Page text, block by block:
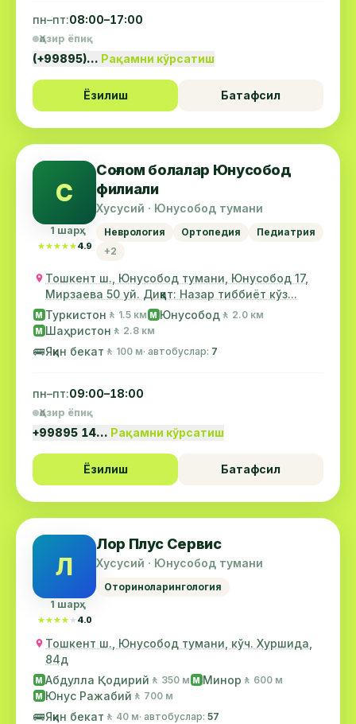
пн–пт:08:00–17:00
Ҳозир ёпиқ
(+99895)… Рақамни кўрсатиш
Ёзилиш Батафсил
С
1 шарҳ
★★★★★
★★★★★4.9
Соғлом болалар Юнусобод
филиали
Хусусий · Юнусобод тумани
Неврология Ортопедия
Педиатрия
+2
Тошкент ш., Юнусобод тумани, Юнусобод 17,
Мирзаева 50 уй. Диққат: Назар тиббиёт кўз...
М Туркистон 🚶 1.5 км М Юнусобод 🚶 2.0 км
М Шаҳристон 🚶 2.8 км
🚌Яқин бекат 🚶 100 м· автобуслар: 7
пн–пт:09:00–18:00
Ҳозир ёпиқ
+99895 14… Рақамни кўрсатиш
Ёзилиш Батафсил
Л
1 шарҳ
★★★★★
★★★★★ 4.0
Лор Плус Сервис
Хусусий · Юнусобод тумани
Оториноларингология
Тошкент ш., Юнусобод тумани, кўч. Хуршида,
84д
М Абдулла Қодирий 🚶 350 м М Минор 🚶 600 м
М Юнус Ражабий 🚶 700 м
🚌Яқин бекат 🚶 40 м· автобуслар: 57